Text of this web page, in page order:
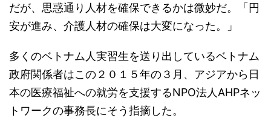
だが、思惑通り人材を確保できるかは微妙だ。「円
安が進み、介護人材の確保は大変になった。」
多くのベトナム人実習生を送り出しているベトナム
政府関係者はこの２０１５年の３月、アジアから日
本の医療福祉への就労を支援するNPO法人AHPネッ
トワークの事務長にそう指摘した。